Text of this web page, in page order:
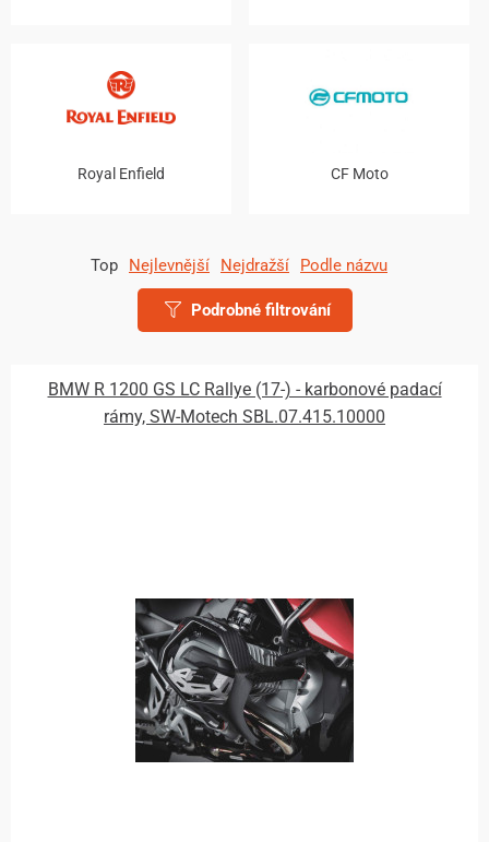
Royal Enfield CF Moto
Top Nejlevnější Nejdražší Podle názvu
Podrobné filtrování
BMW R 1200 GS LC Rallye (17-) - karbonové padací
rámy, SW-Motech SBL.07.415.10000